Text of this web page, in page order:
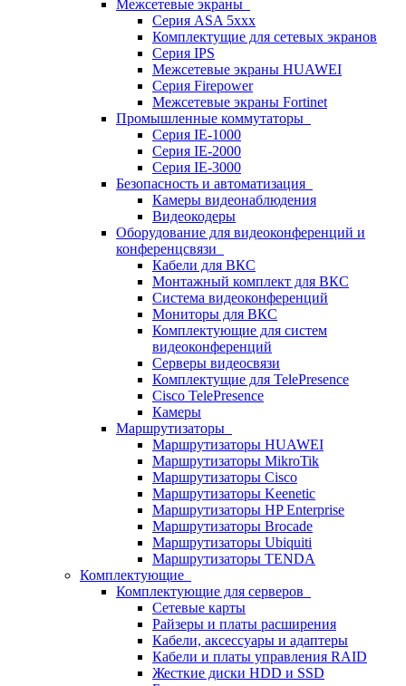
Межсетевые экраны
Серия ASA 5xxx
Комплектущие для сетевых экранов
Серия IPS
Межсетевые экраны HUAWEI
Серия Firepower
Межсетевые экраны Fortinet
Промышленные коммутаторы
Серия IE-1000
Серия IE-2000
Серия IE-3000
Безопасность и автоматизация
Камеры видеонаблюдения
Видеокодеры
Оборудование для видеоконференций и
конференцсвязи
Кабели для ВКС
Монтажный комплект для ВКС
Система видеоконференций
Мониторы для ВКС
Комплектующие для систем
видеоконференций
Серверы видеосвязи
Комплектущие для TelePresence
Cisco TelePresence
Камеры
Маршрутизаторы
Маршрутизаторы HUAWEI
Маршрутизаторы MikroTik
Маршрутизаторы Cisco
Маршрутизаторы Keenetic
Маршрутизаторы HP Enterprise
Маршрутизаторы Brocade
Маршрутизаторы Ubiquiti
Маршрутизаторы TENDA
Комплектующие
Комплектующие для серверов
Сетевые карты
Райзеры и платы расширения
Кабели, аксессуары и адаптеры
Кабели и платы управления RAID
Жесткие диски HDD и SSD